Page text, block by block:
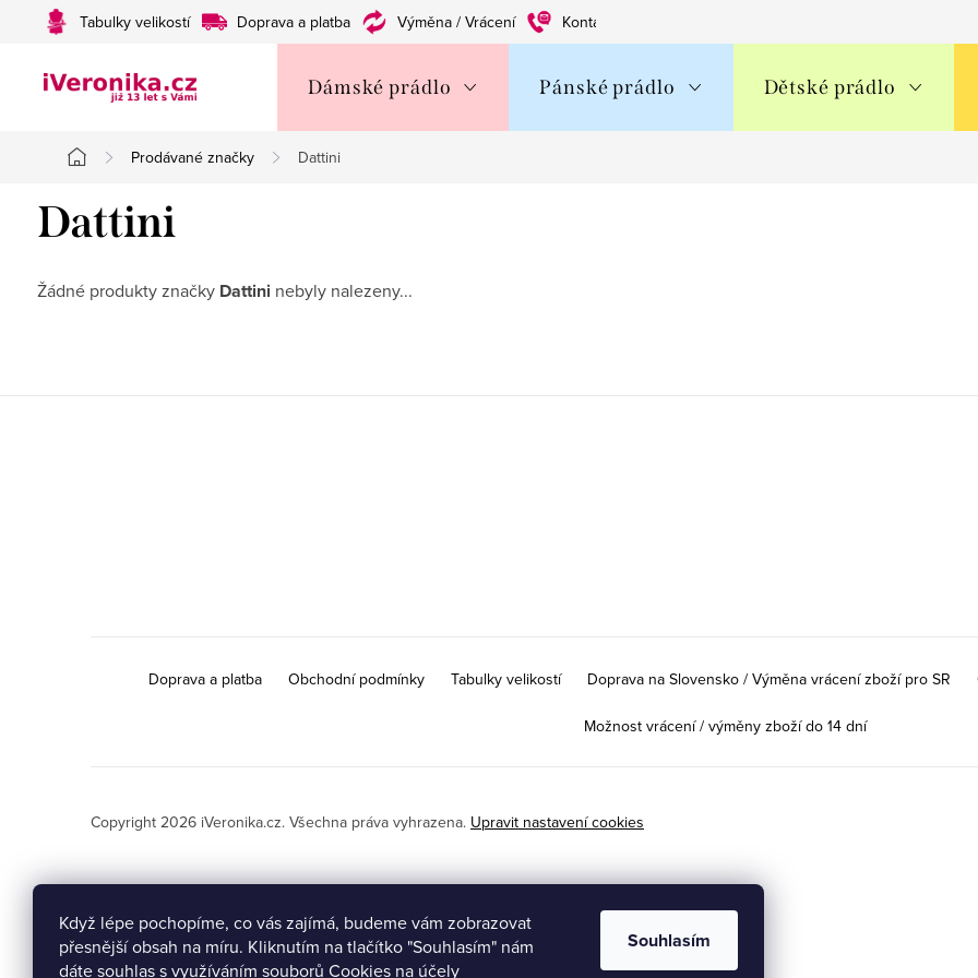
Když lépe pochopíme, co vás zajímá, budeme vám zobrazovat
přesnější obsah na míru. Kliknutím na tlačítko "Souhlasím" nám
dáte souhlas s využíváním souborů Cookies na účely
Souhlasím
Tabulky velikostí Doprava a platba Výměna / Vrácení Kontakty
Dámské prádlo Pánské prádlo Dětské prádlo
Domů
Prodávané značky Dattini
Dattini
Žádné produkty značky Dattini nebyly nalezeny...
Doprava a platba Obchodní podmínky Tabulky velikostí Doprava na Slovensko / Výměna vrácení zboží pro SR
Možnost vrácení / výměny zboží do 14 dní
Copyright 2026 iVeronika.cz. Všechna práva vyhrazena. Upravit nastavení cookies